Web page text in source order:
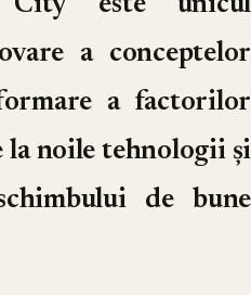
City este unicul
a conceptelor
a factorilor
noile tehnologii și
de bune